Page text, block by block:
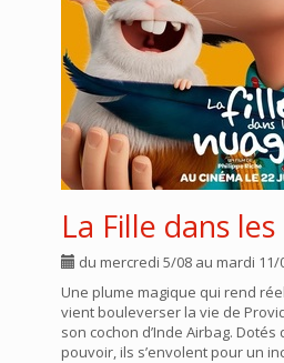
La Fille dans
du mercredi 5/08 au mardi 11/
Une plume magique qui rend
vient bouleverser la vie de
son cochon d’Inde Airbag. Dotés
pouvoir, ils s’envolent pour un